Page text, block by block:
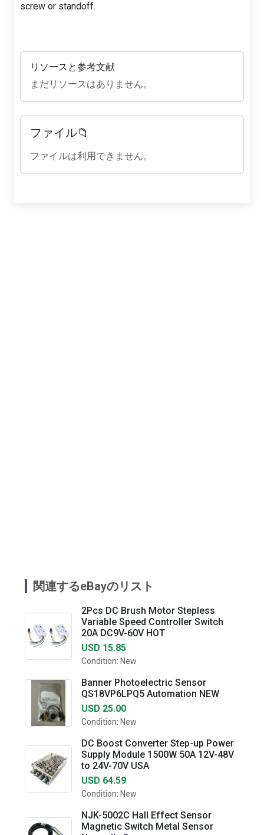
screw or standoff.
リソースと参考文献
まだリソースはありません。
ファイル📁
ファイルは利用できません。
関連するeBayのリスト
2Pcs DC Brush Motor Stepless
Variable Speed Controller Switch
20A DC9V-60V HOT
USD 15.85
Condition: New
Banner Photoelectric Sensor
QS18VP6LPQ5 Automation NEW
USD 25.00
Condition: New
DC Boost Converter Step-up Power
Supply Module 1500W 50A 12V-48V
to 24V-70V USA
USD 64.59
Condition: New
NJK-5002C Hall Effect Sensor
Magnetic Switch Metal Sensor